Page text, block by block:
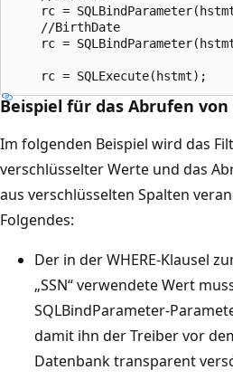
rc =
    //BirthDate
rc =
Beispiel für das Abrufen
Im folgenden Beispiel wird das
verschlüsselter Werte und das
aus verschlüsselten Spalten
Folgendes:
Der in der WHERE-Klausel
„SSN“ verwendete Wert
SQLBindParameter-
damit ihn der Treiber vor
Datenbank transparent